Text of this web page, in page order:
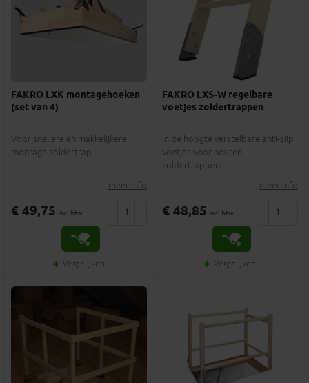
FAKRO LXK montagehoeken
(set van 4)
Voor snellere en makkelijkere
montage zoldertrap
meer info
€ 49,75 incl.btw - +
Vergelijken
FAKRO LXS-W regelbare
voetjes zoldertrappen
In de hoogte verstelbare anti-slip
voetjes voor houten
zoldertrappen
meer info
€ 48,85 incl.btw - +
Vergelijken